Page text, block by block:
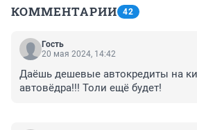
КОММЕНТАРИИ 42
Гость
20 мая 2024, 14:42
Даёшь дешевые автокредиты на
автовёдра!!! Толи ещё будет!